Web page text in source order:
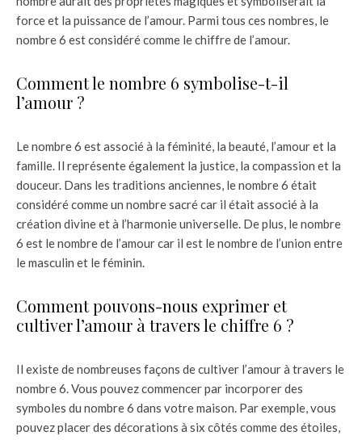
force et la puissance de l’amour. Parmi tous ces nombres, le
nombre 6 est considéré comme le chiffre de l’amour.
Comment le nombre 6 symbolise-t-il
l’amour ?
Le nombre 6 est associé à la féminité, la beauté, l’amour et la
famille. Il représente également la justice, la compassion et la
douceur. Dans les traditions anciennes, le nombre 6 était
considéré comme un nombre sacré car il était associé à la
création divine et à l’harmonie universelle. De plus, le nombre
6 est le nombre de l’amour car il est le nombre de l’union entre
le masculin et le féminin.
Comment pouvons-nous exprimer et
cultiver l’amour à travers le chiffre 6 ?
Il existe de nombreuses façons de cultiver l’amour à travers le
nombre 6. Vous pouvez commencer par incorporer des
symboles du nombre 6 dans votre maison. Par exemple, vous
pouvez placer des décorations à six côtés comme des étoiles,